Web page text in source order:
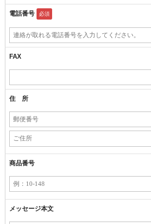
電話番号 必須
FAX
住 所
商品番号
メッセージ本文